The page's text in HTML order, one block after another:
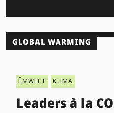
GLOBAL WARMING
ËMWELT KLIMA
Leaders à la